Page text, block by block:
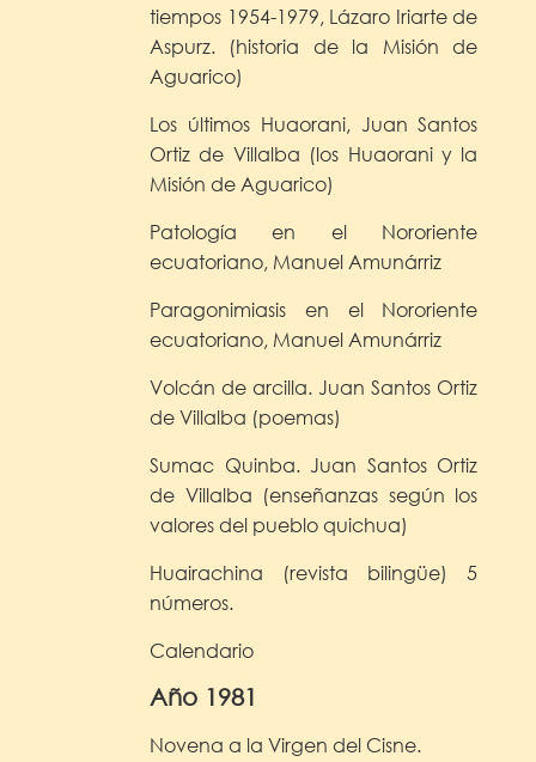
tiempos 1954-1979, Lázaro Iriarte de
Aspurz. (historia de la Misión de
Aguarico)
Los últimos Huaorani, Juan Santos
Ortiz de Villalba (los Huaorani y la
Misión de Aguarico)
Patología en el Nororiente
ecuatoriano, Manuel Amunárriz
Paragonimiasis en el Nororiente
ecuatoriano, Manuel Amunárriz
Volcán de arcilla. Juan Santos Ortiz
de Villalba (poemas)
Sumac Quinba. Juan Santos Ortiz
de Villalba (enseñanzas según los
valores del pueblo quichua)
Huairachina (revista bilingüe) 5
números.
Calendario
Año 1981
Novena a la Virgen del Cisne.